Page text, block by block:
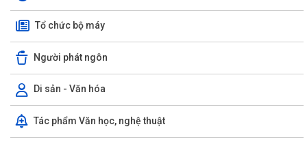
Tổ chức bộ máy
Người phát ngôn
Di sản - Văn hóa
Tác phẩm Văn học, nghệ thuật